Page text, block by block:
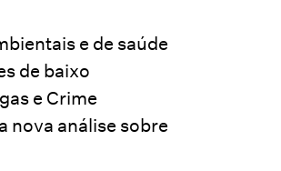
e de saúde
de baixo
e Crime
nova análise sobre